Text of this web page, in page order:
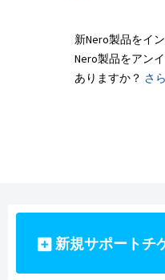
新Nero製品をイ
Nero製品をアン
ありますか？ さ
新規サポートチ